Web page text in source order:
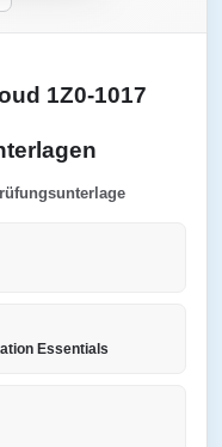
1Z0-1017
Essentials